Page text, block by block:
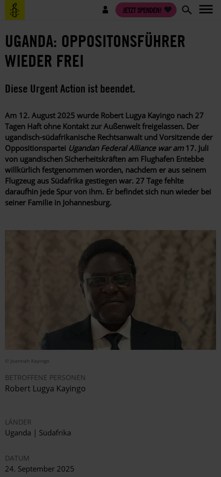
Direkt
zum
Benutzermenü JETZT SPENDEN!
UGANDA: OPPOSITONSFÜHRER
WIEDER FREI
Diese Urgent Action ist beendet.
Am 12. August 2025 wurde Robert Lugya Kayingo nach 27
Tagen Haft ohne Kontakt zur Außenwelt freigelassen. Der
ugandisch-südafrikanische Rechtsanwalt und Vorsitzende der
Oppositionspartei Ugandan Federal Alliance war am 17. Juli
von ugandischen Sicherheitskräften am Flughafen Entebbe
willkürlich festgenommen worden, nachdem er aus seinem
Flugzeug aus Südafrika gestiegen war. 27 Tage fehlte
daraufhin jede Spur von ihm. Er befindet sich nun wieder bei
seiner Familie in Johannesburg.
© Joannah Kayingo
BETROFFENE PERSONEN
Robert Lugya Kayingo
LÄNDER
Uganda | Südafrika
DATUM
24. September 2025